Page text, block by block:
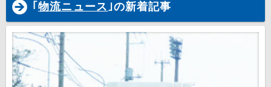
｢ 物流ニュース｣の新着記事